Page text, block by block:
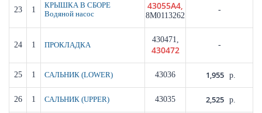
23 1
КРЫШКА В СБОРЕ
Водяной насос
43055A4,
8M0113262
-
24 1 ПРОКЛАДКА
430471,
430472 -
25 1 САЛЬНИК (LOWER) 43036 1,955 р.
26 1 САЛЬНИК (UPPER) 43035 2,525 р.